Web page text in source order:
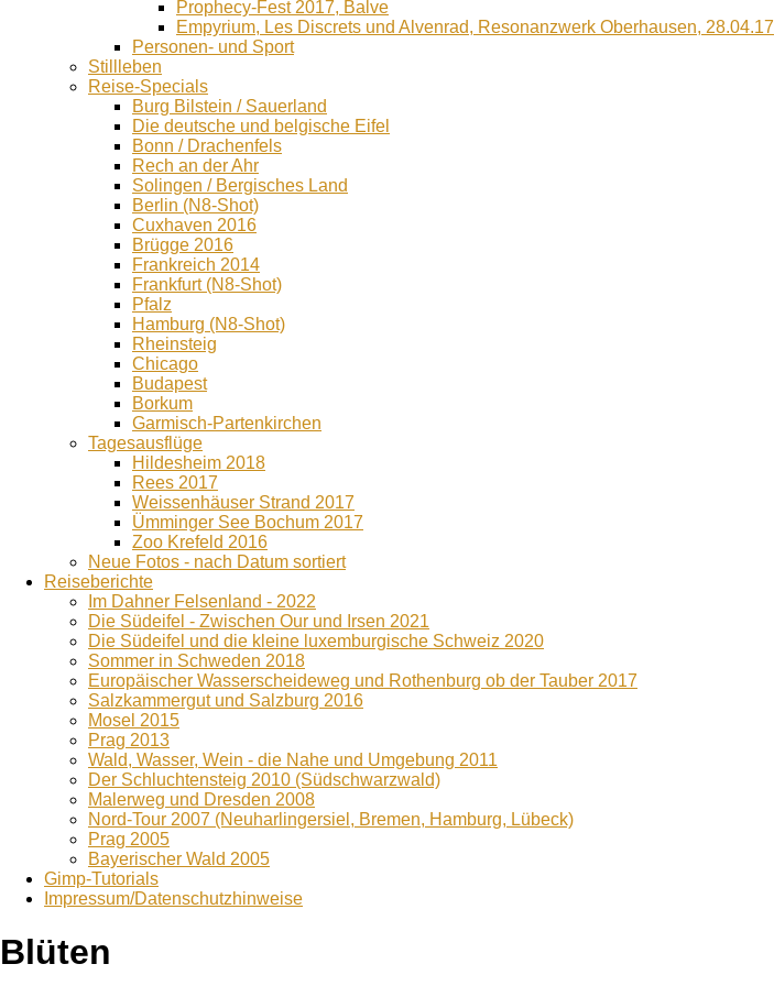
Prophecy-Fest 2017, Balve
Empyrium, Les Discrets und Alvenrad, Resonanzwerk Oberhausen, 28.04.17
Personen- und Sport
Stillleben
Reise-Specials
Burg Bilstein / Sauerland
Die deutsche und belgische Eifel
Bonn / Drachenfels
Rech an der Ahr
Solingen / Bergisches Land
Berlin (N8-Shot)
Cuxhaven 2016
Brügge 2016
Frankreich 2014
Frankfurt (N8-Shot)
Pfalz
Hamburg (N8-Shot)
Rheinsteig
Chicago
Budapest
Borkum
Garmisch-Partenkirchen
Tagesausflüge
Hildesheim 2018
Rees 2017
Weissenhäuser Strand 2017
Ümminger See Bochum 2017
Zoo Krefeld 2016
Neue Fotos - nach Datum sortiert
Reiseberichte
Im Dahner Felsenland - 2022
Die Südeifel - Zwischen Our und Irsen 2021
Die Südeifel und die kleine luxemburgische Schweiz 2020
Sommer in Schweden 2018
Europäischer Wasserscheideweg und Rothenburg ob der Tauber 2017
Salzkammergut und Salzburg 2016
Mosel 2015
Prag 2013
Wald, Wasser, Wein - die Nahe und Umgebung 2011
Der Schluchtensteig 2010 (Südschwarzwald)
Malerweg und Dresden 2008
Nord-Tour 2007 (Neuharlingersiel, Bremen, Hamburg, Lübeck)
Prag 2005
Bayerischer Wald 2005
Gimp-Tutorials
Impressum/Datenschutzhinweise
Blüten